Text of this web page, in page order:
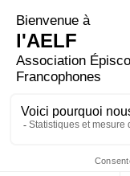
ORAISON
Dieu de nos
martyre Thérèse-
et à l’imiter
Sauveur et, grâce
pour l’éternité. Lui